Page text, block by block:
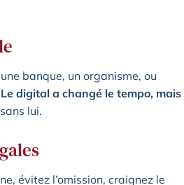
banque, un organisme, ou
Le digital a changé le tempo, mais
lui.
évitez l’omission, craignez le